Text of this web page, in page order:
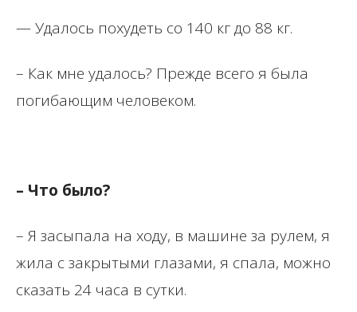
— Удалось похудеть со 140 кг до 88 кг.
– Как мне удалось? Прежде всего я была
погибающим человеком.
– Что было?
– Я засыпала на ходу, в машине за рулем, я
жила с закрытыми глазами, я спала, можно
сказать 24 часа в сутки.